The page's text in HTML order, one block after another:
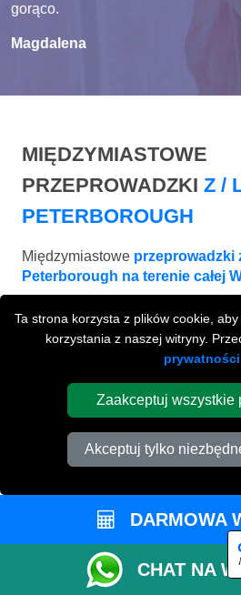
Ta strona korzysta z plików cookie,
korzystania z naszej witryny.
prywatności
Zaakceptuj wszystkie
Akceptuj tylko
gorąco.
Magdalena
MIĘDZYMIASTOWE
PRZEPROWADZKI Z /
PETERBOROUGH
Międzymiastowe przeprowadzki
Peterborough na terenie całej
LEEDS
od £540
DARMOWA
CHAT NA